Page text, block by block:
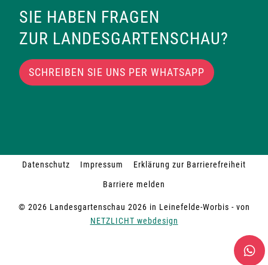
SIE HABEN FRAGEN
ZUR LANDESGARTENSCHAU?
SCHREIBEN SIE UNS PER WHATSAPP
© 2026 Landesgartenschau 2026 in Leinefelde-Worbis - von
NETZLICHT webdesign
Datenschutz Impressum
Erklärung zur Barrierefreiheit
Barriere melden